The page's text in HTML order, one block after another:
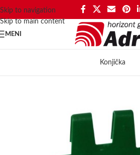
Skip to navigation
Skip to main content
MENI
Konjička